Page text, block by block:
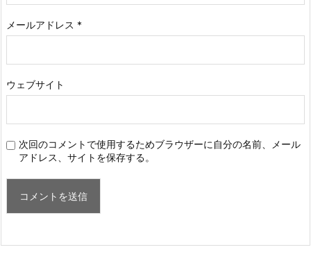
メールアドレス *
ウェブサイト
次回のコメントで使用するためブラウザーに自分の名前、メール
アドレス、サイトを保存する。